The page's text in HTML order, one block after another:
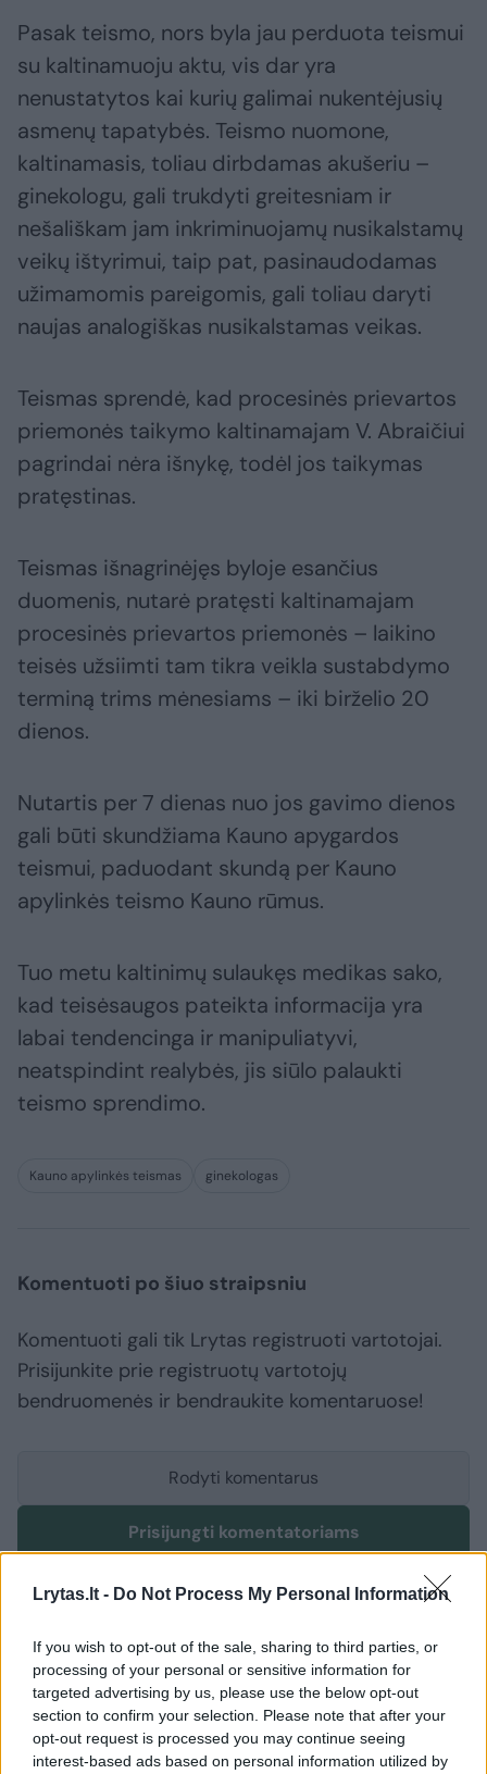
Lrytas.lt - Do Not Process My Personal Information
If you wish to opt-out of the sale, sharing to third parties, or
processing of your personal or sensitive information for
targeted advertising by us, please use the below opt-out
section to confirm your selection. Please note that after your
opt-out request is processed you may continue seeing
interest-based ads based on personal information utilized by
Pasak teismo, nors byla jau perduota teismui
su kaltinamuoju aktu, vis dar yra
nenustatytos kai kurių galimai nukentėjusių
asmenų tapatybės. Teismo nuomone,
kaltinamasis, toliau dirbdamas akušeriu –
ginekologu, gali trukdyti greitesniam ir
nešališkam jam inkriminuojamų nusikalstamų
veikų ištyrimui, taip pat, pasinaudodamas
užimamomis pareigomis, gali toliau daryti
naujas analogiškas nusikalstamas veikas.
Teismas sprendė, kad procesinės prievartos
priemonės taikymo kaltinamajam V. Abraičiui
pagrindai nėra išnykę, todėl jos taikymas
pratęstinas.
Teismas išnagrinėjęs byloje esančius
duomenis, nutarė pratęsti kaltinamajam
procesinės prievartos priemonės – laikino
teisės užsiimti tam tikra veikla sustabdymo
terminą trims mėnesiams – iki birželio 20
dienos.
Nutartis per 7 dienas nuo jos gavimo dienos
gali būti skundžiama Kauno apygardos
teismui, paduodant skundą per Kauno
apylinkės teismo Kauno rūmus.
Tuo metu kaltinimų sulaukęs medikas sako,
kad teisėsaugos pateikta informacija yra
labai tendencinga ir manipuliatyvi,
neatspindint realybės, jis siūlo palaukti
teismo sprendimo.
Kauno apylinkės teismas ginekologas
Komentuoti po šiuo straipsniu
Komentuoti gali tik Lrytas registruoti vartotojai.
Prisijunkite prie registruotų vartotojų
bendruomenės ir bendraukite komentaruose!
Rodyti komentarus
Prisijungti komentatoriams